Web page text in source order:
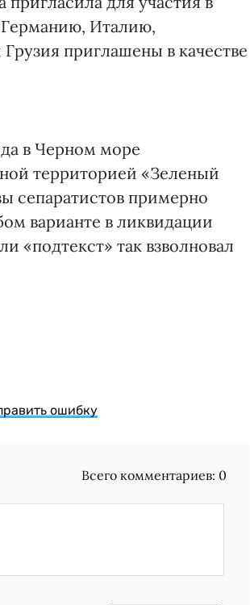
Италию,
приглашены в качестве
в Черном море
территорией «Зеленый
сепаратистов примерно
варианте в ликвидации
«подтекст» так взволновал
ошибку
Всего комментариев: 0